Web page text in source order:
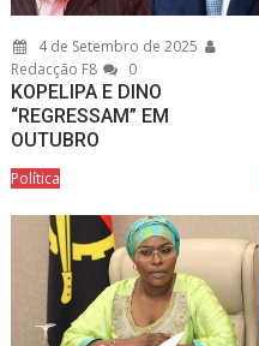
4 de Setembro de 2025
Redacção F8
0
KOPELIPA E DINO
“REGRESSAM” EM
OUTUBRO
Política